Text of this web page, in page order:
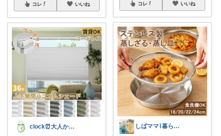
コレ いいね
clock⏰大人かわいい
コレ いいね
しばママ⌇暮らしと子育て